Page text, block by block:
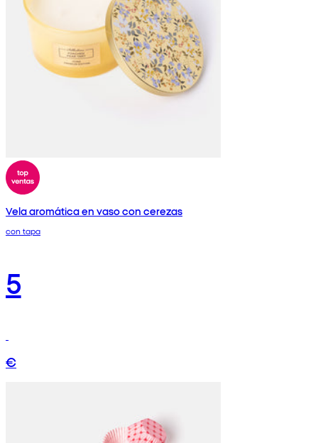
Vela aromática en vaso con cerezas
con tapa
5
€